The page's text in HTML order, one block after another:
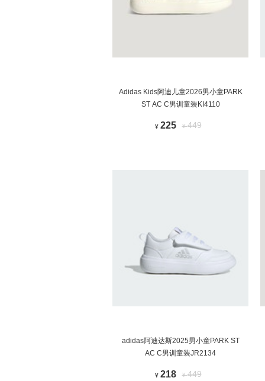
Adidas Kids阿迪儿童2026男小童PARK
ST AC C男训童装KI4110
¥ 225 ¥449
adidas阿迪达斯2025男小童PARK ST
AC C男训童装JR2134
¥ 218 ¥449